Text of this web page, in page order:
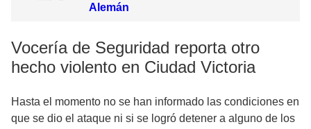
Alemán
Vocería de Seguridad reporta otro
hecho violento en Ciudad Victoria
Hasta el momento no se han informado las condiciones en
que se dio el ataque ni si se logró detener a alguno de los